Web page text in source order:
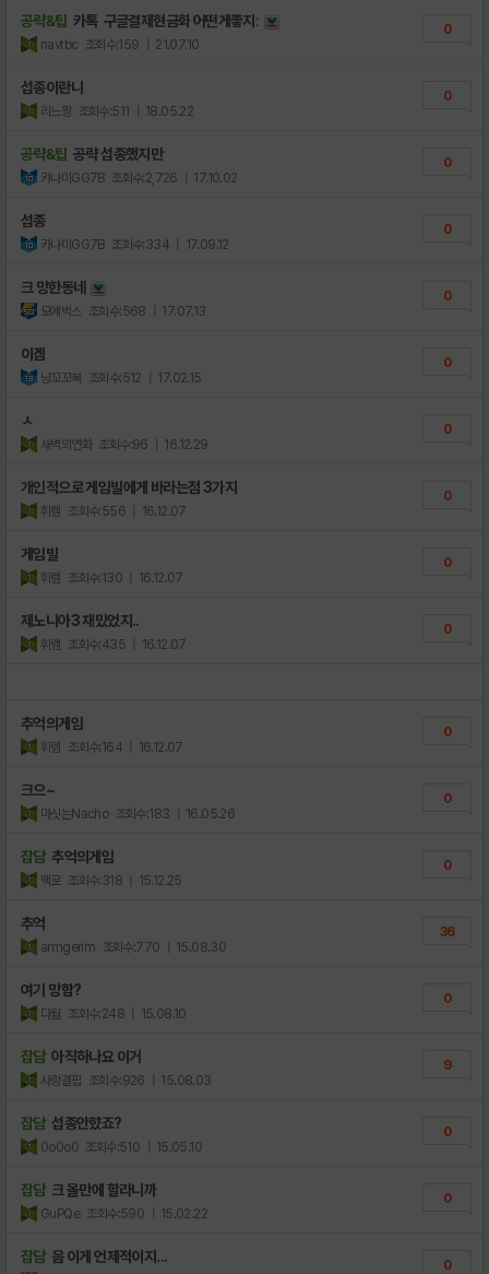
공략&팁 카톡 구글결제현금화 어떤게좋지ː
navtbc 조회수:159 | 21.07.10
0
섭종이란니
리느짱 조회수:511 | 18.05.22
0
공략&팁 공략 섭종했지만
카나미GG7B 조회수:2,726 | 17.10.02
0
섭종
카나미GG7B 조회수:334 | 17.09.12
0
크 망한동네
모에벅스 조회수:568 | 17.07.13
0
이겜
냥꼬꼬북 조회수:512 | 17.02.15
0
ㅅ
새벽의연화 조회수:96 | 16.12.29
0
개인적으로 게임빌에게 바라는점 3가지
휘렘 조회수:556 | 16.12.07
0
게임빌
휘렘 조회수:130 | 16.12.07
0
제노니아3 재밌었지..
휘렘 조회수:435 | 16.12.07
0
추억의게임
휘렘 조회수:164 | 16.12.07
0
크으~
마싯는Nacho 조회수:183 | 16.05.26
0
잡담 추억의게임
맥로 조회수:318 | 15.12.25
0
추억
armgerim 조회수:770 | 15.08.30
36
여기 망함?
다월 조회수:248 | 15.08.10
0
잡담 아직하나요 이거
사랑결핍 조회수:926 | 15.08.03
9
잡담 섭종안햤죠?
0o0o0 조회수:510 | 15.05.10
0
잡담 크 올만에 할라니까
GuPQe 조회수:590 | 15.02.22
0
잡담 음 이게 언제적이지... 0